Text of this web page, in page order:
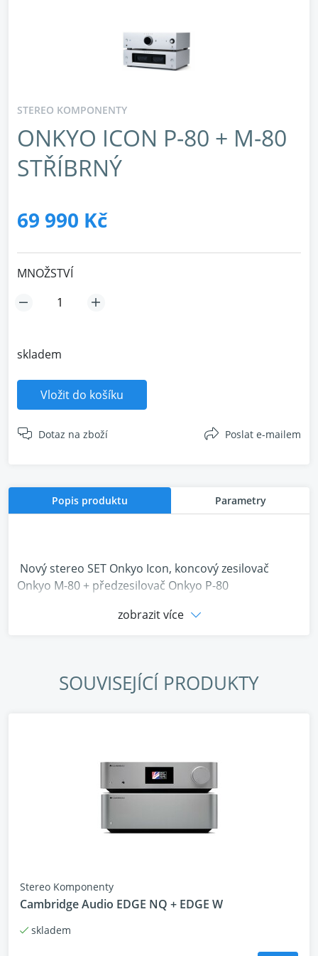
STEREO KOMPONENTY
ONKYO ICON P-80 + M-80
STŘÍBRNÝ
69 990 Kč
MNOŽSTVÍ
skladem
Vložit do košíku
Dotaz na zboží Poslat e-mailem
Popis produktu Parametry
Nový stereo SET Onkyo Icon, koncový zesilovač
Onkyo M-80 + předzesilovač Onkyo P-80
Onkyo M-80
• Výkonový zesilovač s výkonem 200 W při 4 ohmech
a 130 W při 8 ohmech
• Třístupňový invertovaný Darlingtonův obvod třídy
• Robustní třídílné hliníkové šasi s 5mm předním
panelem
• Vysoce kvalitní komponenty s tichým provozem bez
zobrazit více
SOUVISEJÍCÍ PRODUKTY
Stereo Komponenty
Cambridge Audio EDGE NQ + EDGE W
skladem